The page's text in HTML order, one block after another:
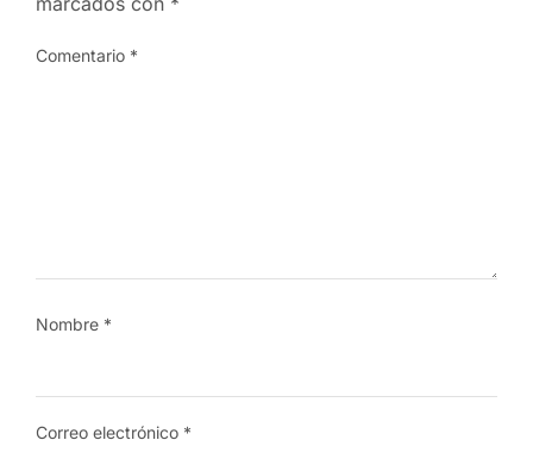
Comentario *
Nombre *
Correo electrónico *